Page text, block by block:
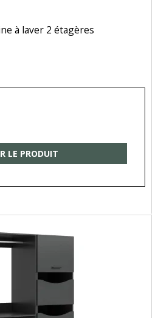
à laver 2 étagères
LE PRODUIT